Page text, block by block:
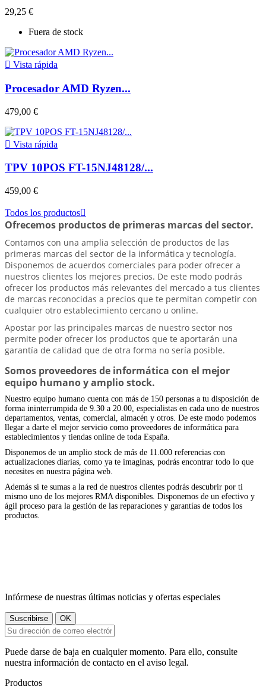
29,25 €
Fuera de stock
 Vista rápida
Procesador AMD Ryzen...
479,00 €
 Vista rápida
TPV 10POS FT-15NJ48128/...
459,00 €
Todos los productos
Ofrecemos productos de primeras marcas del sector.
Contamos con una amplia selección de productos de las
primeras marcas del sector de la informática y tecnología.
Disponemos de acuerdos comerciales para poder ofrecer a
nuestros clientes los mejores precios. De este modo podrás
ofrecer los productos más relevantes del mercado a tus clientes
de marcas reconocidas a precios que te permitan competir con
cualquier otro establecimiento cercano u online.
Apostar por las principales marcas de nuestro sector nos
permite poder ofrecer los productos que te aportarán una
garantía de calidad que de otra forma no sería posible.
Somos proveedores de informática con el mejor
equipo humano y amplio stock.
Nuestro equipo humano cuenta con más de 150 personas a tu disposición de
forma ininterrumpida de 9.30 a 20.00, especialistas en cada uno de nuestros
departamentos, ventas, comercial, almacén y otros. De este modo podemos
llegar a darte el mejor servicio como proveedores de informática para
establecimientos y tiendas online de toda España.
Disponemos de un amplio stock de más de 11.000 referencias con
actualizaciones diarias, como ya te imaginas, podrás encontrar todo lo que
necesites en nuestra página web.
Además si te sumas a la red de nuestros clientes podrás descubrir por ti
mismo uno de los mejores RMA disponibles. Disponemos de un efectivo y
ágil proceso para la gestión de las reparaciones y garantías de todos los
productos.
Infórmese de nuestras últimas noticias y ofertas especiales
Puede darse de baja en cualquier momento. Para ello, consulte
nuestra información de contacto en el aviso legal.
Productos